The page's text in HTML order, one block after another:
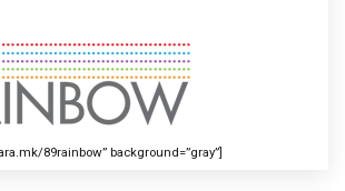
89rainbow” background=”gray”]